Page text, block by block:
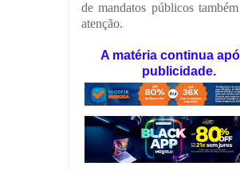
de mandatos públicos
atenção.
A matéria continua
publicidade.